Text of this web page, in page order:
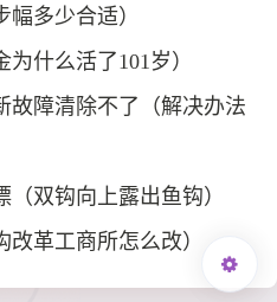
多少合适）
什么活了101岁）
故障清除不了（解决办法
双钩向上露出鱼钩）
革工商所怎么改）